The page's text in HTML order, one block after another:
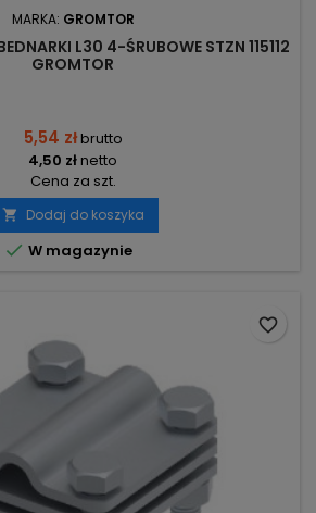
MARKA: GROMTOR
L30 4-ŚRUBOWE STZN 115112
GROMTOR
5,54 złbrutto
4,50 złnetto
Cena za szt.
 Dodaj do koszyka
 W magazynie
favorite_border